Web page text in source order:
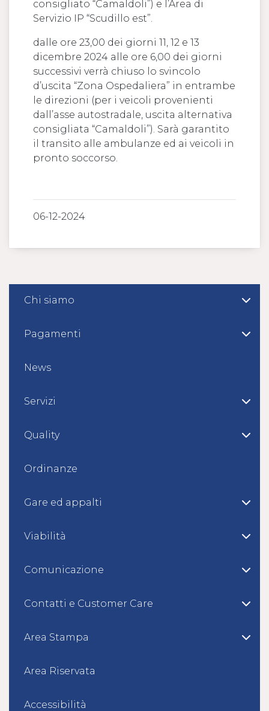
Chi siamo
Pagamenti
News
Servizi
Quality
Ordinanze
Gare ed appalti
Viabilità
Comunicazione
Contatti e Customer Care
Area Stampa
Area Riservata
Accessibilità
consigliato “Camaldoli”) e l’Area di
Servizio IP “Scudillo est”.
dalle ore 23,00 dei giorni 11, 12 e 13
dicembre 2024 alle ore 6,00 dei giorni
successivi verrà chiuso lo svincolo
d’uscita “Zona Ospedaliera” in entrambe
le direzioni (per i veicoli provenienti
dall’asse autostradale, uscita alternativa
consigliata “Camaldoli”). Sarà garantito
il transito alle ambulanze ed ai veicoli in
pronto soccorso.
06-12-2024